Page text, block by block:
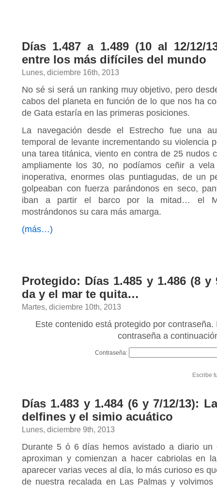
Días 1.487 a 1.489 (10 al 12/12/
entre los más difíciles del mundo
Lunes, diciembre 16th, 2013
No sé si será un ranking muy objetivo, pero
cabos del planeta en función de lo que nos ha
de Gata estaría en las primeras posiciones.
La navegación desde el Estrecho fue una
temporal de levante incrementando su violencia
una tarea titánica, viento en contra de 25 nudos
ampliamente los 30, no podíamos ceñir a
inoperativa, enormes olas puntiagudas, de un
golpeaban con fuerza parándonos en seco,
iban a partir el barco por la mitad… el
mostrándonos su cara más amarga.
(más…)
Protegido: Días 1.485 y 1.486 (8 y
da y el mar te quita…
Martes, diciembre 10th, 2013
Este contenido está protegido por
contraseña a
Contraseña:
Escribe
Días 1.483 y 1.484 (6 y 7/12/13):
delfines y el simio acuático
Lunes, diciembre 9th, 2013
Durante 5 ó 6 días hemos avistado a diario un
aproximan y comienzan a hacer cabriolas en
aparecer varias veces al día, lo más curioso es
de nuestra recalada en Las Palmas y